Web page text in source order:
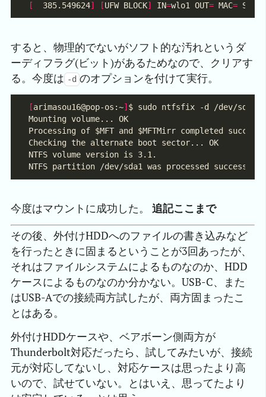
[
  385.549624
] [UFW BLOCK] IN=wlo1 OUT= MAC= SRC
すると、物理的でないがソフト的な汚れというダ
ーディフラグ(ビット)があるためなので、クリアす
る。今度は -d のオプションを付けて実行。
[arimasou16@pop-os:~]
今度はマウントに成功した。 追記ここまで
その後、外付けHDDへのファイルの書き込みなど
を行ったときに固まるということが3回あったが、
それはファイルシステムによるものなのか、HDD
ケースによるものなのか分かない。USB-C、また
はUSB-Aでの接続両方試したが、両方固まったこ
とはある。
外付けHDDケースや、ベアボーン側両方が
Thunderbolt対応だったら、試してみたいが、接続
元が対応してないし、対応ケースは思ったより高
いので、試せていない。とはいえ、思ってたより